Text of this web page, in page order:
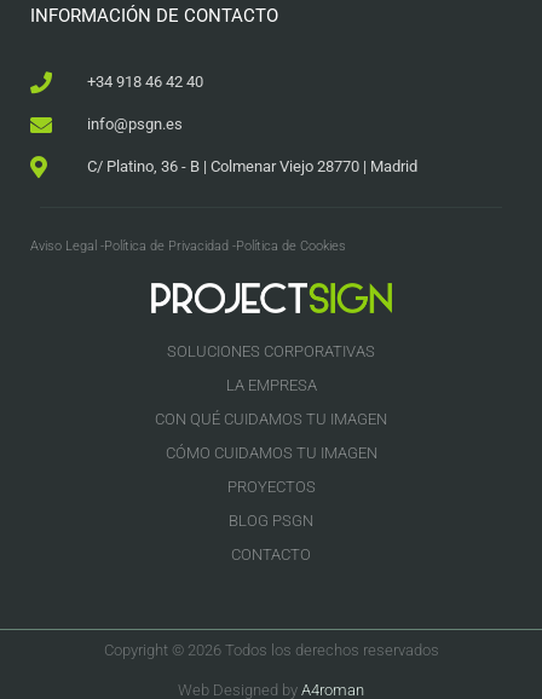
INFORMACIÓN DE CONTACTO
+34 918 46 42 40
info@psgn.es
C/ Platino, 36 - B | Colmenar Viejo 28770 | Madrid
Aviso Legal -Política de Privacidad -Política de Cookies
SOLUCIONES CORPORATIVAS
LA EMPRESA
CON QUÉ CUIDAMOS TU IMAGEN
CÓMO CUIDAMOS TU IMAGEN
PROYECTOS
BLOG PSGN
CONTACTO
Copyright © 2026 Todos los derechos reservados
Web Designed by A4roman